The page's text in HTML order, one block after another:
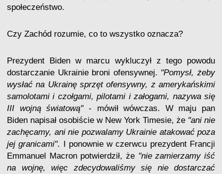
społeczeństwo.
Czy Zachód rozumie, co to wszystko oznacza?
Prezydent Biden w marcu wykluczył z tego powodu
dostarczanie Ukrainie broni ofensywnej. "Pomysł, żeby
wysłać na Ukrainę sprzęt ofensywny, z amerykańskimi
samolotami i czołgami, pilotami i załogami, nazywa się
III wojną światową"- mówił wówczas. W maju pan
Biden napisał osobiście w New York Timesie, że "ani nie
zachęcamy, ani nie pozwalamy Ukrainie atakować poza
jej granicami". I ponownie w czerwcu prezydent Francji
Emmanuel Macron potwierdził, że "nie zamierzamy iść
na wojnę, więc zdecydowaliśmy się nie dostarczać